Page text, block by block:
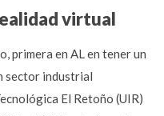
virtual
primera en AL en tener un
sector industrial
El Retoño (UIR)